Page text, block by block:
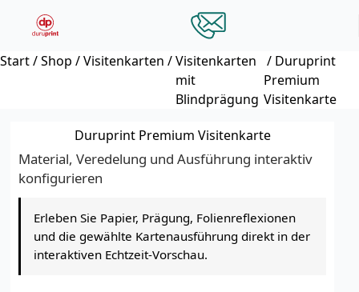
Zum Hauptinhalt springen
Start/Shop /Visitenkarten /Visitenkarten
mit
Blindprägung
/ Duruprint
Premium
Visitenkarte
Duruprint Premium Visitenkarte
Material, Veredelung und Ausführung interaktiv
konfigurieren
Erleben Sie Papier, Prägung, Folienreflexionen
und die gewählte Kartenausführung direkt in der
interaktiven Echtzeit-Vorschau.